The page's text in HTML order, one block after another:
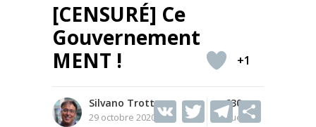
[CENSURÉ] Ce
Gouvernement
MENT !
Silvano Trotta
29 octobre 2020
630
Vues
V T T
+1